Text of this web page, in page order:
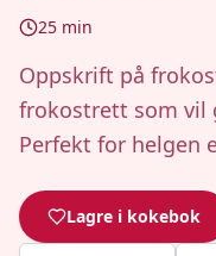
25 min
Oppskrift på
frokostrett som vil
Perfekt for helgen
Lagre i kokebok